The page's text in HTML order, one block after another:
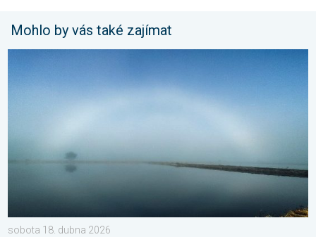
Mohlo by vás také zajímat
sobota 18. dubna 2026